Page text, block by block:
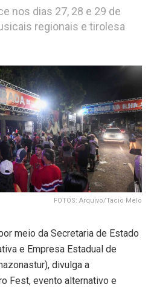
nos dias 27, 28 e 29 de
regionais e tirolesa
FOTOS: Arquivo/Tacio Melo
meio da Secretaria de Estado
e Empresa Estadual de
divulga a
Fest, evento alternativo e